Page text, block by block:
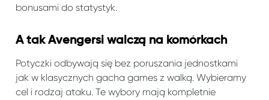
bonusami do statystyk.
A tak Avengersi walczą na komórkach
Potyczki odbywają się bez poruszania jednostkami
jak w klasycznych gacha games z walką. Wybieramy
cel i rodzaj ataku. Te wybory mają kompletnie